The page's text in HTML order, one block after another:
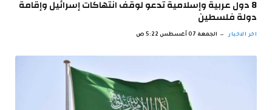
8 دول عربية وإسلامية تدعو لوقف انتهاكات إسرائيل وإقامة
دولة فلسطين
اخر الاخبار الجمعة 07 أغسطس 5:22 ص